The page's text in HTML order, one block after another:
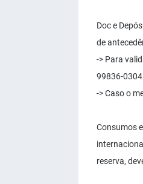
Doc e
de
-> Para
99836-
-> Caso o
Consumos
reserva,